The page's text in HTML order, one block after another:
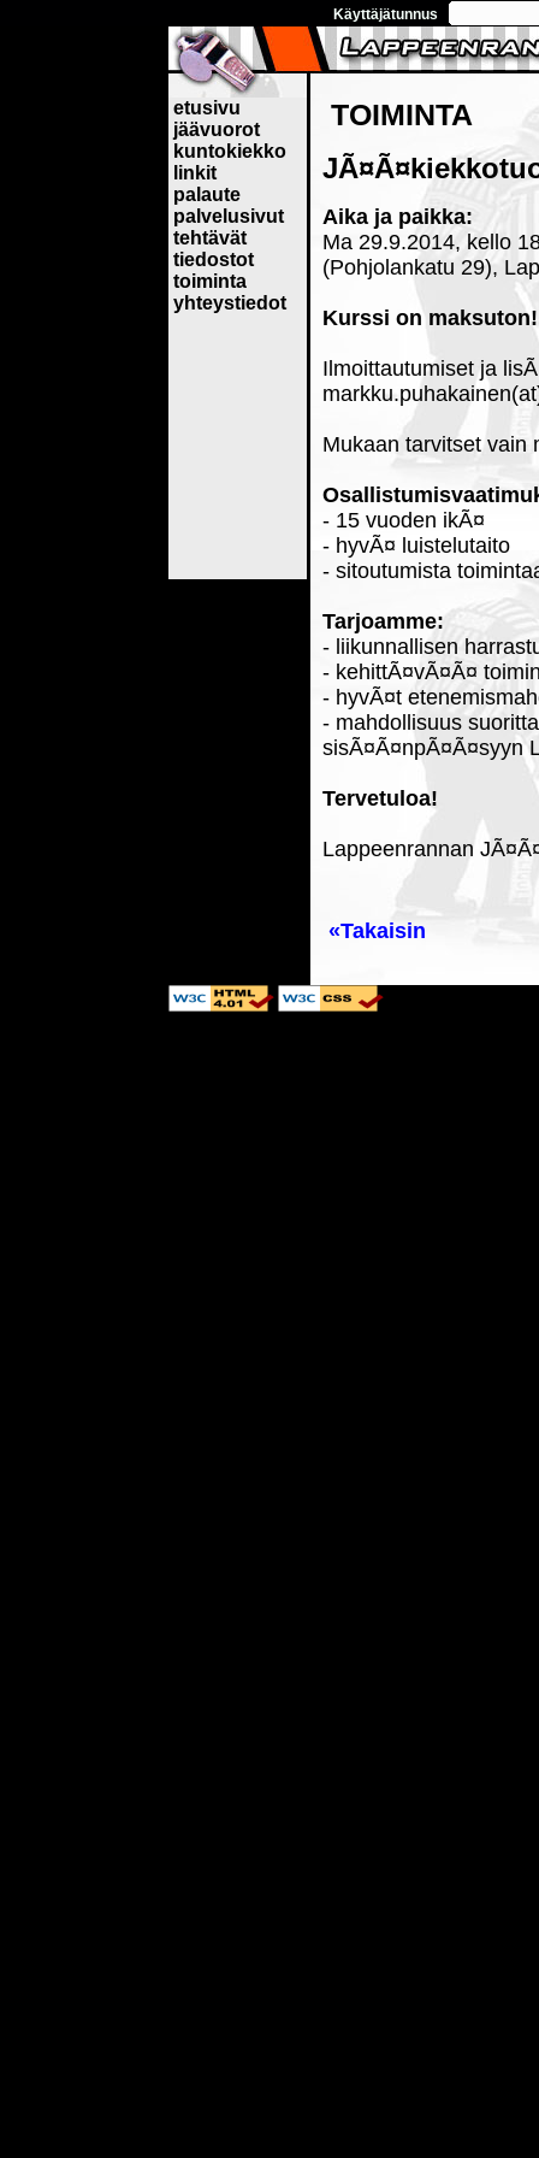
Käyttäjätunnus
etusivu
jäävuorot
kuntokiekko
linkit
palaute
palvelusivut
tehtävät
tiedostot
toiminta
yhteystiedot
TOIMINTA
Aika ja paikka:
Ma 29.9.2014, kello
(Pohjolankatu 29),
Kurssi on maksuton!
Ilmoittautumiset ja
Mukaan tarvitset vain
- 15 vuoden ikÃ¤
- hyvÃ¤ luistelutaito
- sitoutumista
Tarjoamme:
- liikunnallisen
- kehittÃ¤vÃ¤Ã¤
- hyvÃ¤t
- mahdollisuus
sisÃ¤Ã¤npÃ¤Ã¤syyn
Tervetuloa!
Lappeenrannan
«Takaisin